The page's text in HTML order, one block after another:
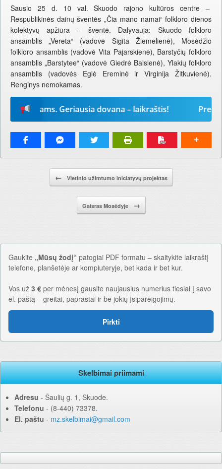
Sausio 25 d. 10 val. Skuodo rajono kultūros centre –
Respublikinės dainų šventės „Čia mano namai“ folkloro dienos
kolektyvų apžiūra – šventė. Dalyvauja: Skuodo folkloro
ansamblis „Vereta“ (vadovė Sigita Žiemelienė), Mosėdžio
folkloro ansamblis (vadovė Vita Pajarskienė), Barstyčių folkloro
ansamblis „Barstytee“ (vadovė Giedrė Balsienė), Ylakių folkloro
ansamblis (vadovės Eglė Ereminė ir Virginija Žitkuvienė).
Renginys nemokamas.
metams. Geriausia dovana – laikraštis!
Pranešimo navigacija.
← Vietinio užimtumo iniciatyvų projektas
Gaisras Mosėdyje →
Gaukite „Mūsų žodį“ patogiai PDF formatu – skaitykite laikraštį
telefone, planšetėje ar kompiuteryje, bet kada ir bet kur.
Vos už 3 € per mėnesį gausite naujausius numerius tiesiai į savo
el. paštą – greitai, paprastai ir be jokių įsipareigojimų.
Pirkti
Skelbimai priimami
Adresu ‐ Šaulių g. 1, Skuode.
Telefonu ‐ (8-440) 73378.
El. paštu ‐ mz.skelbimai@gmail.com